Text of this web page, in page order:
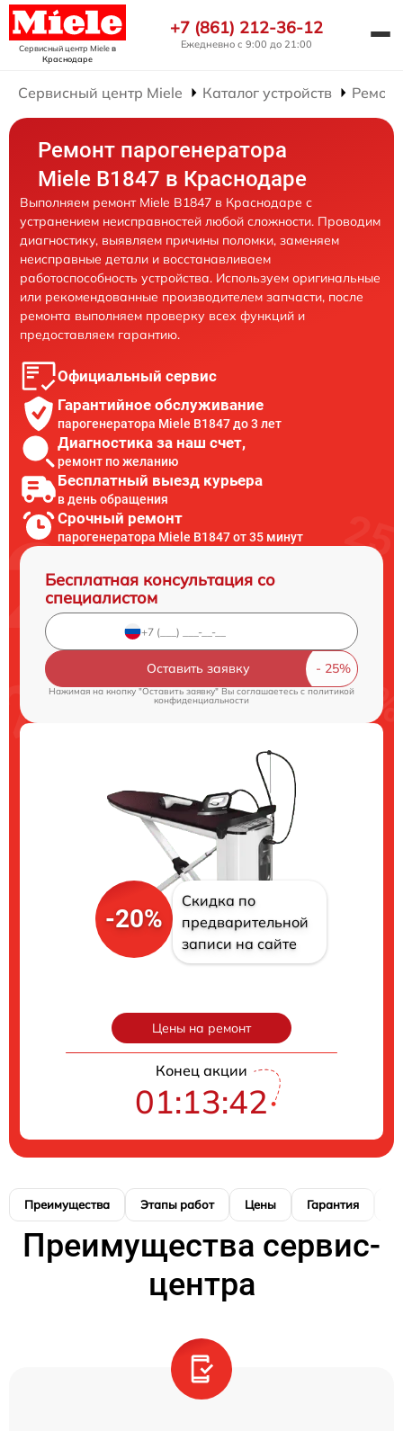
Сервисный центр Mieleв
Краснодаре
+7 (861) 212-36-12
Ежедневно с 9:00 до 21:00
Сервисный центр Miele Каталог устройств
Ремонт парогенератора
Miele B1847 в Краснодаре
Выполняем ремонт Miele B1847 в Краснодаре с
устранением неисправностей любой сложности. Проводим
диагностику, выявляем причины поломки, заменяем
неисправные детали и восстанавливаем
работоспособность устройства. Используем оригинальные
или рекомендованные производителем запчасти, после
ремонта выполняем проверку всех функций и
предоставляем гарантию.
Официальный сервис
Гарантийное обслуживание
парогенератора Miele B1847 до 3 лет
Диагностика за наш счет,
ремонт по желанию
Бесплатный выезд курьера
в день обращения
Срочный ремонт
парогенератора Miele B1847 от 35 минут
Бесплатная консультация со
специалистом
Оставить заявку
Нажимая на кнопку "Оставить заявку" Вы соглашаетесь cполитикой
конфиденциальности
-20%
Скидка по
предварительной
записи на сайте
Цены на ремонт
Конец акции
01:13:42
Преимущества Этапы работ Цены Гарантия
Преимущества сервис-
центра